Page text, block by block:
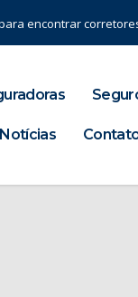
encontrar
Notícias